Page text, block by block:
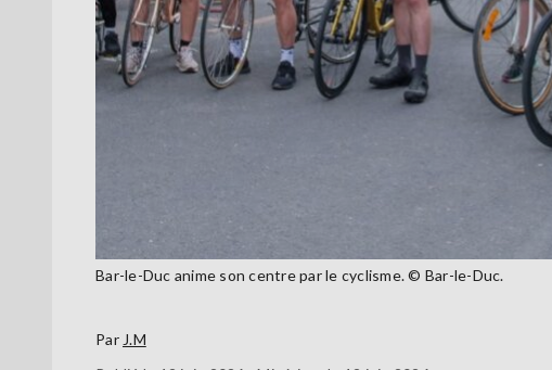
Bar-le-Duc anime son centre par le cyclisme. © Bar-le-Duc.
Par J.M